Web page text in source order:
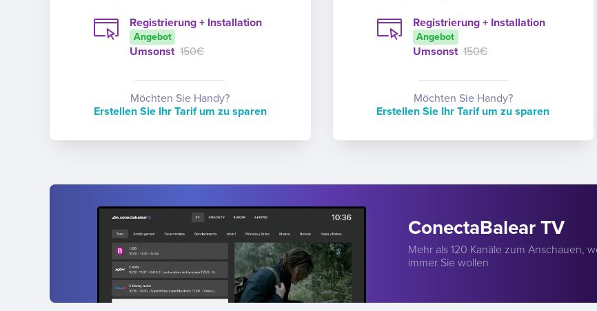
Registrierung + Installation
Angebot
Umsonst 150€
Möchten Sie Handy?
Erstellen Sie Ihr Tarif um zu sparen
Registrierung + Installation
Angebot
Umsonst 150€
Möchten Sie Handy?
Erstellen Sie Ihr Tarif um zu sparen
ConectaBalear TV
Mehr als 120 Kanäle zum Anschauen,
immer Sie wollen